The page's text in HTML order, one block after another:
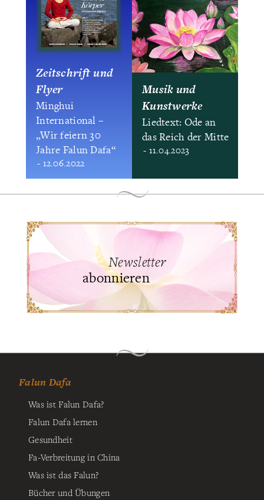
Zeitschrift und
Flyer
Minghui
International –
„Wir feiern 30
Jahre Falun Dafa“
- 12.06.2022
Musik und
Kunstwerke
Liedtext: Ode an
das Reich der Mitte
- 11.04.2023
Newsletter
abonnieren
Falun Dafa
Was ist Falun Dafa?
Falun Dafa lernen
Gesundheit
Fa-Verbreitung in China
Was ist das Falun?
Bücher und Übungen